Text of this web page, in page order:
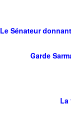
Le Sénateur
Garde
La